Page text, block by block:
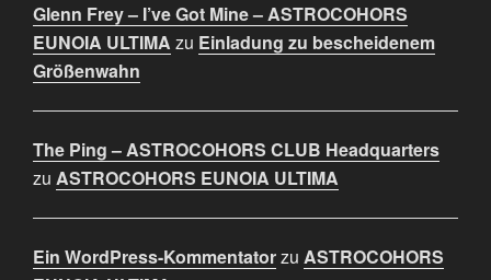
Glenn Frey – I’ve Got Mine – ASTROCOHORS
EUNOIA ULTIMA zu Einladung zu bescheidenem
Größenwahn
The Ping – ASTROCOHORS CLUB Headquarters
zu ASTROCOHORS EUNOIA ULTIMA
Ein WordPress-Kommentatorzu ASTROCOHORS